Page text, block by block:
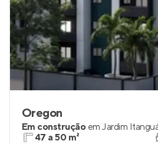
Oregon
Em construção em Jardim
47 a 50 m²